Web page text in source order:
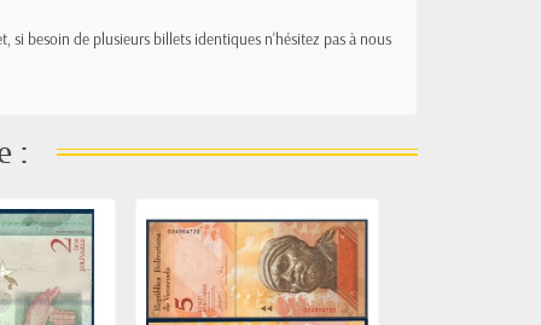
si besoin de plusieurs billets identiques n'hésitez pas à nous
: